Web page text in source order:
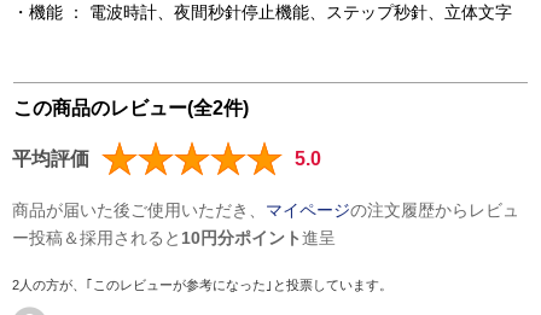
・機能 ： 電波時計、夜間秒針停止機能、ステップ秒針、立体文字
この商品のレビュー(全2件)
平均評価 5.0
商品が届いた後ご使用いただき、 マイページの注文履歴からレビュ
ー投稿＆採用されると 10円分ポイント進呈
2人の方が、｢このレビューが参考になった｣と投票しています。